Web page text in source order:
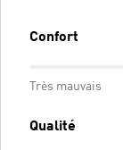
Confort
Très mauvais
Qualité